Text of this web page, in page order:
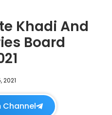
Khadi And
Board
2021
Channel